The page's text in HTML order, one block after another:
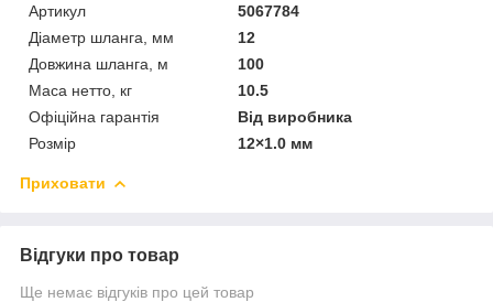
Артикул
5067784
Діаметр шланга, мм
12
Довжина шланга, м
100
Маса нетто, кг
10.5
Офіційна гарантія
Від виробника
Розмір
12×1.0 мм
Приховати
Відгуки про товар
Ще немає відгуків про цей товар